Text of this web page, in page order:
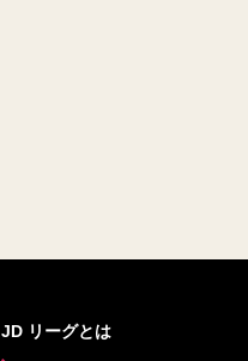
JD リーグとは